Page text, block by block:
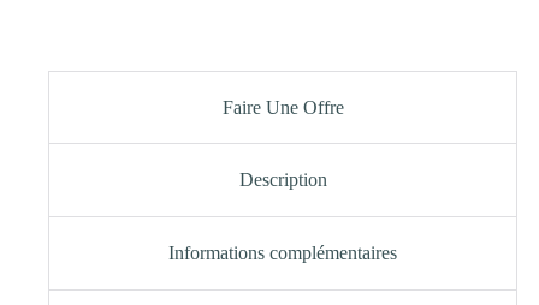
Faire Une Offre
Description
Informations complémentaires